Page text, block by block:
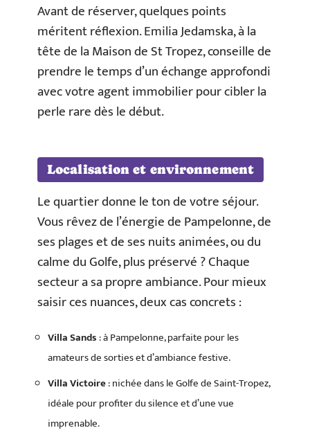
Avant de réserver, quelques points
méritent réflexion. Emilia Jedamska, à la
tête de la Maison de St Tropez, conseille de
prendre le temps d’un échange approfondi
avec votre agent immobilier pour cibler la
perle rare dès le début.
Localisation et environnement
Le quartier donne le ton de votre séjour.
Vous rêvez de l’énergie de Pampelonne, de
ses plages et de ses nuits animées, ou du
calme du Golfe, plus préservé ? Chaque
secteur a sa propre ambiance. Pour mieux
saisir ces nuances, deux cas concrets :
Villa Sands: à Pampelonne, parfaite pour les
amateurs de sorties et d’ambiance festive.
Villa Victoire: nichée dans le Golfe de Saint-Tropez,
idéale pour profiter du silence et d’une vue
imprenable.